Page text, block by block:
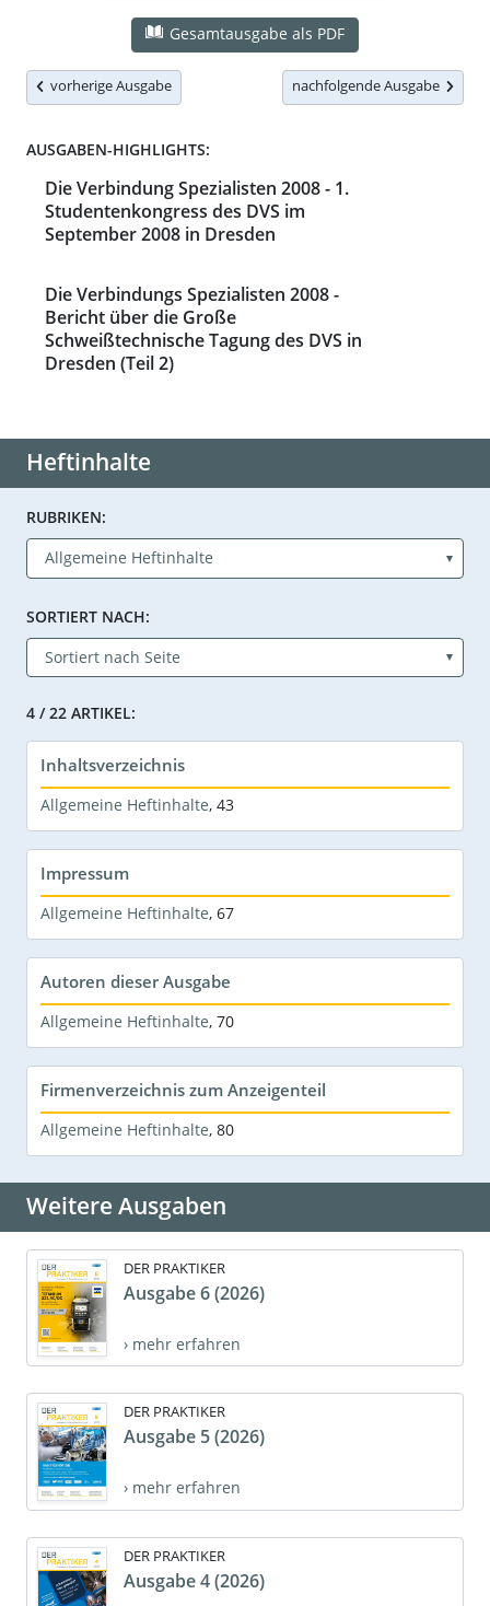
Gesamtausgabe als PDF
vorherige Ausgabe nachfolgende Ausgabe
AUSGABEN-HIGHLIGHTS:
Die Verbindung Spezialisten 2008 - 1.
Studentenkongress des DVS im
September 2008 in Dresden
Die Verbindungs Spezialisten 2008 -
Bericht über die Große
Schweißtechnische Tagung des DVS in
Dresden (Teil 2)
Heftinhalte
RUBRIKEN:
SORTIERT NACH:
4 / 22 ARTIKEL:
Inhaltsverzeichnis
Allgemeine Heftinhalte, 43
Impressum
Allgemeine Heftinhalte, 67
Autoren dieser Ausgabe
Allgemeine Heftinhalte, 70
Firmenverzeichnis zum Anzeigenteil
Allgemeine Heftinhalte, 80
Weitere Ausgaben
DER PRAKTIKER
Ausgabe 6 (2026)
› mehr erfahren
DER PRAKTIKER
Ausgabe 5 (2026)
› mehr erfahren
DER PRAKTIKER
Ausgabe 4 (2026)